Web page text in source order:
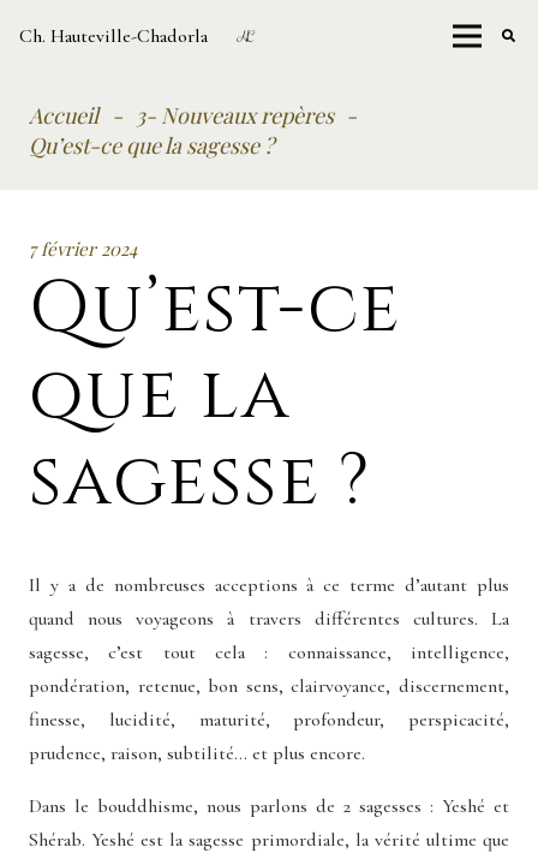
Ch. Hauteville-Chadorla
Accueil - 3- Nouveaux repères -
Qu’est-ce que la sagesse ?
7 février 2024
Qu’est-ce
que la
sagesse ?
Il y a de nombreuses acceptions à ce terme d’autant plus
quand nous voyageons à travers différentes cultures. La
sagesse, c’est tout cela : connaissance, intelligence,
pondération, retenue, bon sens, clairvoyance, discernement,
finesse, lucidité, maturité, profondeur, perspicacité,
prudence, raison, subtilité… et plus encore.
Dans le bouddhisme, nous parlons de 2 sagesses : Yeshé et
Shérab. Yeshé est la sagesse primordiale, la vérité ultime que